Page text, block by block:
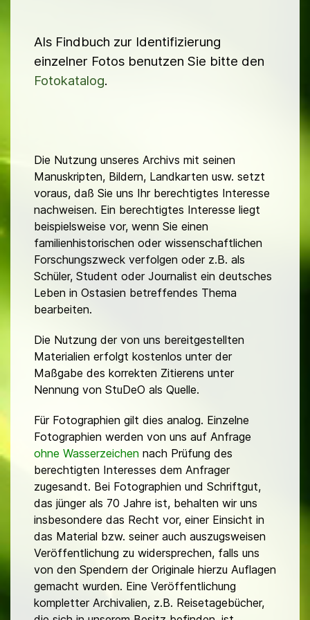
Als Findbuch zur Identifizierung
einzelner Fotos benutzen Sie bitte den
Fotokatalog.
Die Nutzung unseres Archivs mit seinen
Manuskripten, Bildern, Landkarten usw. setzt
voraus, daß Sie uns Ihr berechtigtes Interesse
nachweisen. Ein berechtigtes Interesse liegt
beispielsweise vor, wenn Sie einen
familienhistorischen oder wissenschaftlichen
Forschungszweck verfolgen oder z.B. als
Schüler, Student oder Journalist ein deutsches
Leben in Ostasien betreffendes Thema
bearbeiten.
Die Nutzung der von uns bereitgestellten
Materialien erfolgt kostenlos unter der
Maßgabe des korrekten Zitierens unter
Nennung von StuDeO als Quelle.
Für Fotographien gilt dies analog. Einzelne
Fotographien werden von uns auf Anfrage
ohne Wasserzeichen nach Prüfung des
berechtigten Interesses dem Anfrager
zugesandt. Bei Fotographien und Schriftgut,
das jünger als 70 Jahre ist, behalten wir uns
insbesondere das Recht vor, einer Einsicht in
das Material bzw. seiner auch auszugsweisen
Veröffentlichung zu widersprechen, falls uns
von den Spendern der Originale hierzu Auflagen
gemacht wurden. Eine Veröffentlichung
kompletter Archivalien, z.B. Reisetagebücher,